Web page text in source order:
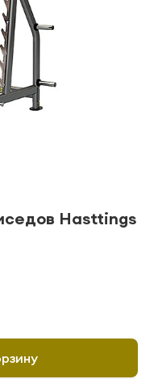
Hasttings